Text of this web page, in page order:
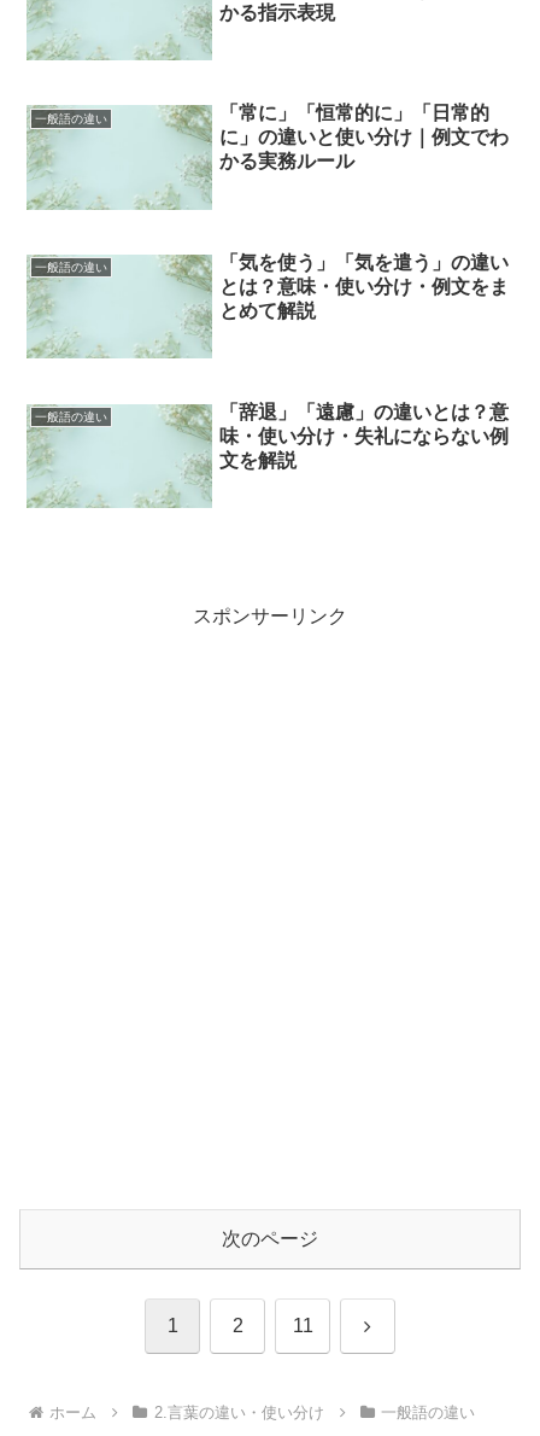
かる指示表現
一般語の違い
「常に」「恒常的に」「日常的
に」の違いと使い分け｜例文でわ
かる実務ルール
一般語の違い
「気を使う」「気を遣う」の違い
とは？意味・使い分け・例文をま
とめて解説
一般語の違い
「辞退」「遠慮」の違いとは？意
味・使い分け・失礼にならない例
文を解説
スポンサーリンク
次のページ
1 2 11 次
ホーム 2.言葉の違い・使い分け 一般語の違い